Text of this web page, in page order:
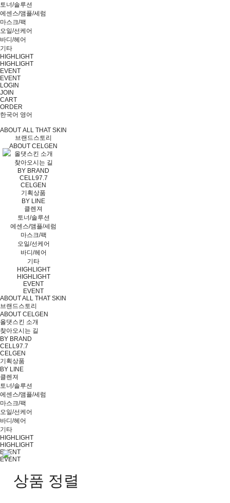
토너/솔루션
에센스/앰플/세럼
마스크/팩
오일/선케어
바디/헤어
기타
HIGHLIGHT
HIGHLIGHT
EVENT
EVENT
LOGIN
JOIN
CART
ORDER
한국어 영어
ABOUT ALL THAT SKIN
브랜드스토리
ABOUT CELGEN
올댓스킨 소개
찾아오시는 길
BY BRAND
CELL97.7
CELGEN
기획상품
BY LINE
클렌져
토너/솔루션
에센스/앰플/세럼
마스크/팩
오일/선케어
바디/헤어
기타
HIGHLIGHT
HIGHLIGHT
EVENT
EVENT
ABOUT ALL THAT SKIN
브랜드스토리
ABOUT CELGEN
올댓스킨 소개
찾아오시는 길
BY BRAND
CELL97.7
CELGEN
기획상품
BY LINE
클렌져
토너/솔루션
에센스/앰플/세럼
마스크/팩
오일/선케어
바디/헤어
기타
HIGHLIGHT
HIGHLIGHT
EVENT
EVENT
상품 정렬